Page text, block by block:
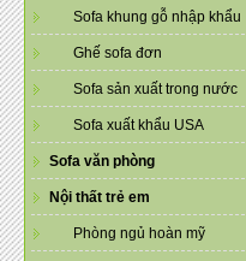
Sofa khung gỗ nhập khẩu
Ghế sofa đơn
Sofa sản xuất trong nước
Sofa xuất khẩu USA
Sofa văn phòng
Nội thất trẻ em
Phòng ngủ hoàn mỹ